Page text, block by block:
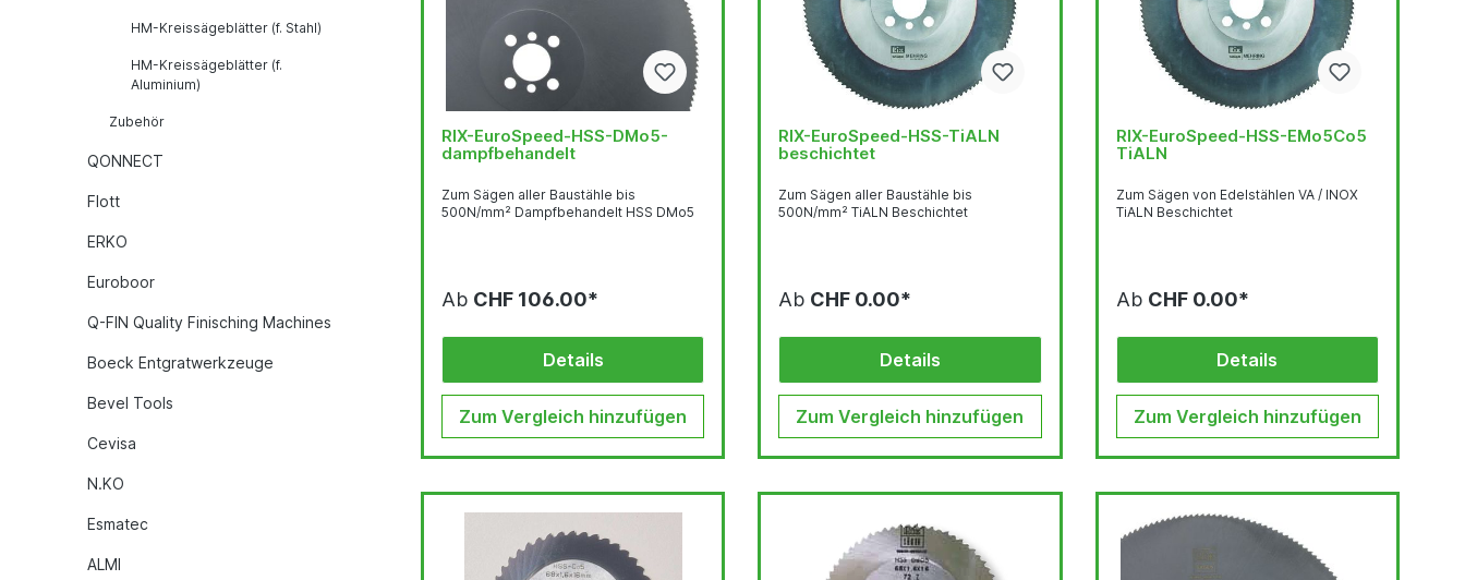
HM-Kreissägeblätter (f. Stahl)
HM-Kreissägeblätter (f.
Aluminium)
Zubehör
QONNECT
Flott
ERKO
Euroboor
Q-FIN Quality Finisching Machines
Boeck Entgratwerkzeuge
Bevel Tools
Cevisa
N.KO
Esmatec
ALMI
RIX-EuroSpeed-HSS-DMo5-
dampfbehandelt
Zum Sägen aller Baustähle bis
500N/mm² Dampfbehandelt HSS DMo5
Ab CHF 106.00*
Details
Zum Vergleich hinzufügen
RIX-EuroSpeed-HSS-TiALN
beschichtet
Zum Sägen aller Baustähle bis
500N/mm² TiALN Beschichtet
Ab CHF 0.00*
Details
Zum Vergleich hinzufügen
RIX-EuroSpeed-HSS-EMo5Co5
TiALN
Zum Sägen von Edelstählen VA / INOX
TiALN Beschichtet
Ab CHF 0.00*
Details
Zum Vergleich hinzufügen